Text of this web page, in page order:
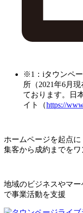
※1：iタウンペ
所（2021年6月
ております。日
イト（https://
ホームページを起点に
集客から成約までを
地域のビジネスやマ
で事業活動を支援